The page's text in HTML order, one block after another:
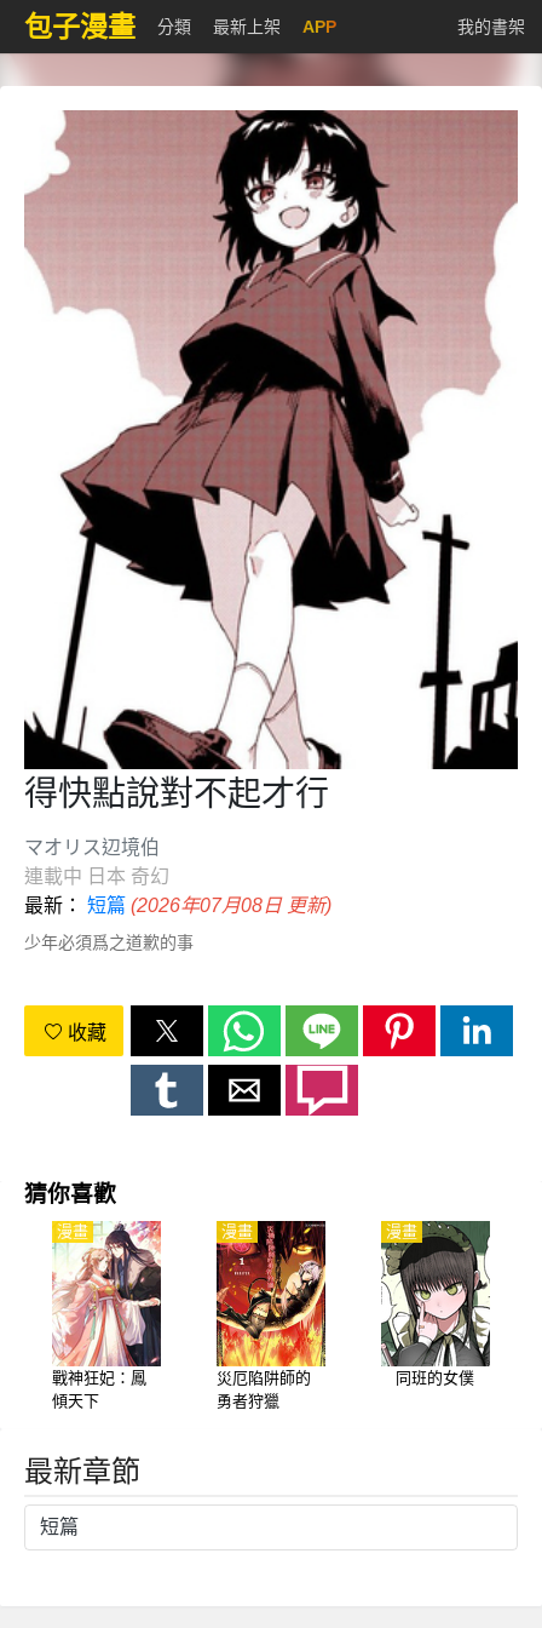
包子漫畫 分類 最新上架 APP 我的書架
得快點說對不起才行
マオリス辺境伯
連載中 日本 奇幻
最新： 短篇 (2026年07月08日 更新)
少年必須爲之道歉的事
收藏
猜你喜歡
戰神狂妃：鳳
傾天下
漫畫
災厄陷阱師的
勇者狩獵
漫畫
同班的女僕
漫畫
最新章節
短篇